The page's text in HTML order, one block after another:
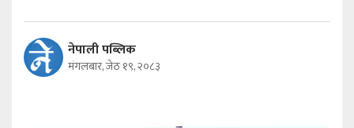
नेपाली पब्लिक
मंगलबार, जेठ १९, २०८३